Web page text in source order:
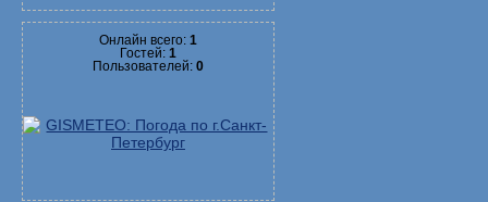
Онлайн всего: 1
Гостей: 1
Пользователей: 0